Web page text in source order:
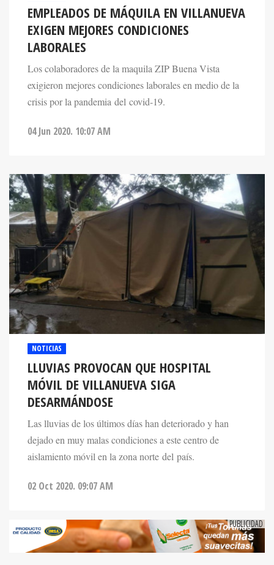
EMPLEADOS DE MÁQUILA EN VILLANUEVA
EXIGEN MEJORES CONDICIONES
LABORALES
Los colaboradores de la maquila ZIP Buena Vista
exigieron mejores condiciones laborales en medio de la
crisis por la pandemia del covid-19.
04 Jun 2020. 10:07 AM
NOTICIAS
LLUVIAS PROVOCAN QUE HOSPITAL
MÓVIL DE VILLANUEVA SIGA
DESARMÁNDOSE
Las lluvias de los últimos días han deteriorado y han
dejado en muy malas condiciones a este centro de
aislamiento móvil en la zona norte del país.
02 Oct 2020. 09:07 AM